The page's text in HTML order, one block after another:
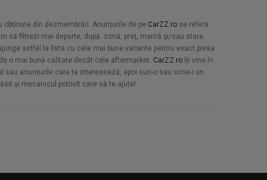
din dezmembrări. Anunțurile de pe CarZZ.ro se referă
să filtrezi mai departe, după: zonă, preț, marcă și/sau stare.
astfel la lista cu cele mai bune variante pentru exact piesa
o mai bună calitate decât cele aftermarket. CarZZ.ro îți vine în
anunțurile care te interesează, apoi sun-o sau scrie-i un
și mecanicul potrivit care să te ajute!